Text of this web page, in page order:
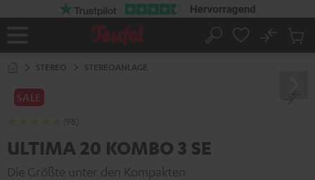
Startseite
Suche
No
STEREO STEREOANLAGE
SALE
(98)
ULTIMA 20 KOMBO 3 SE
Die Größte unter den Kompakten